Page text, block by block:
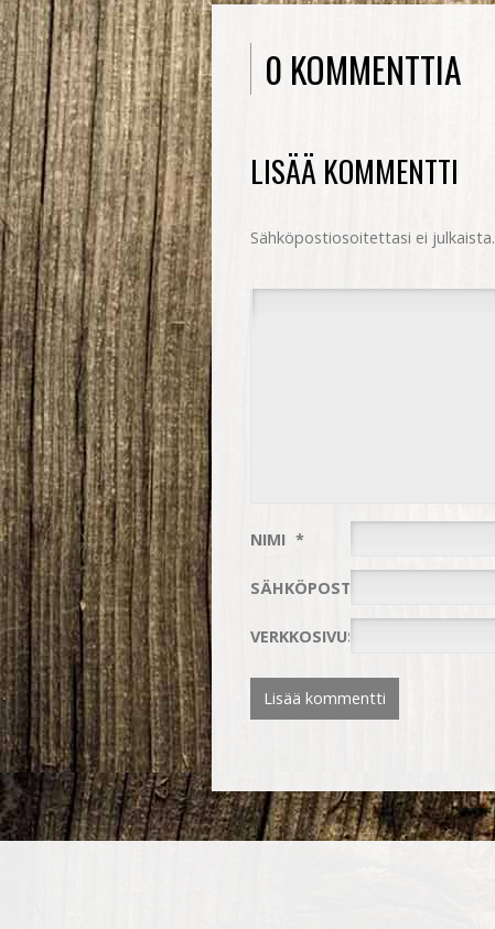
0 KOMMENTTIA
LISÄÄ KOMMENTTI
Sähköpostiosoitettasi ei julkaista.
NIMI *
SÄHKÖPOSTIOSOITE
VERKKOSIVUSTO